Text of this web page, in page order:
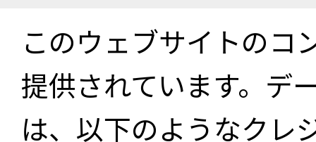
このウェブサイトのコ
提供されています。デ
は、以下のようなクレ